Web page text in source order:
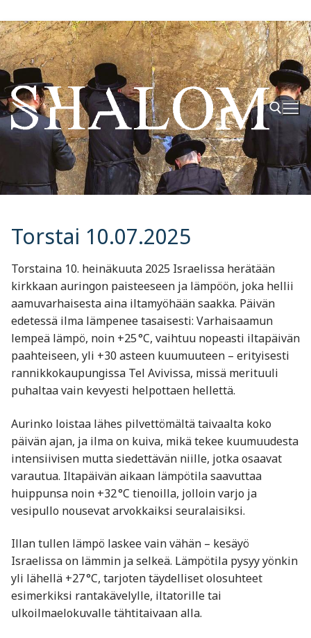
Hyppää
sisältöön
Hae:
Torstai 10.07.2025
Torstaina 10. heinäkuuta 2025 Israelissa herätään
kirkkaan auringon paisteeseen ja lämpöön, joka hellii
aamuvarhaisesta aina iltamyöhään saakka. Päivän
edetessä ilma lämpenee tasaisesti: Varhaisaamun
lempeä lämpö, noin +25 °C, vaihtuu nopeasti iltapäivän
paahteiseen, yli +30 asteen kuumuuteen – erityisesti
rannikkokaupungissa Tel Avivissa, missä merituuli
puhaltaa vain kevyesti helpottaen hellettä.
Aurinko loistaa lähes pilvettömältä taivaalta koko
päivän ajan, ja ilma on kuiva, mikä tekee kuumuudesta
intensiivisen mutta siedettävän niille, jotka osaavat
varautua. Iltapäivän aikaan lämpötila saavuttaa
huippunsa noin +32 °C tienoilla, jolloin varjo ja
vesipullo nousevat arvokkaiksi seuralaisiksi.
Illan tullen lämpö laskee vain vähän – kesäyö
Israelissa on lämmin ja selkeä. Lämpötila pysyy yönkin
yli lähellä +27 °C, tarjoten täydelliset olosuhteet
esimerkiksi rantakävelylle, iltatorille tai
ulkoilmaelokuvalle tähtitaivaan alla.